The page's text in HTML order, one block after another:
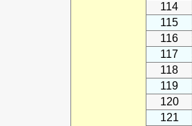
114
115
116
117
118
119
120
121